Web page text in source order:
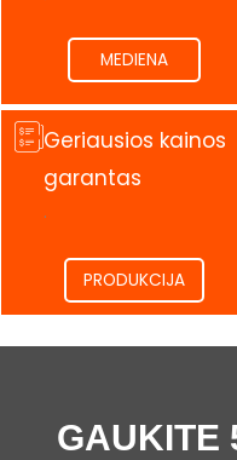
MEDIENA
Geriausios kainos
garantas
.
PRODUKCIJA
GAUKITE